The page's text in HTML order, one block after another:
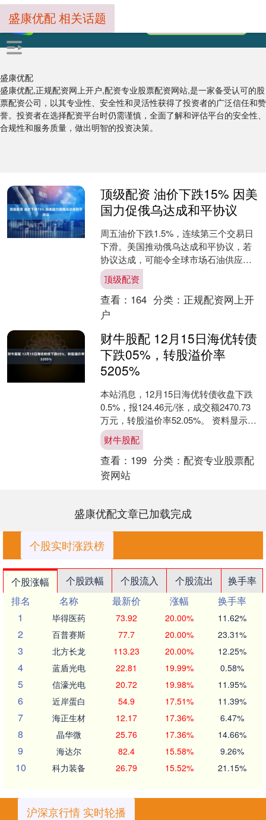
盛康优配
盛康优配,正规配资网上开户,配资专业股票配资网站,是一家备受认可的股
票配资公司，以其专业性、安全性和灵活性获得了投资者的广泛信任和赞
誉。投资者在选择配资平台时仍需谨慎，全面了解和评估平台的安全性、
合规性和服务质量，做出明智的投资决策。
盛康优配 相关话题
顶级配资 油价下跌15% 因美
国力促俄乌达成和平协议
周五油价下跌1.5%，连续第三个交易日
下滑。美国推动俄乌达成和平协议，若
协议达成，可能令全球市场石油供应增
加，同时，美国降息的不确定性抑制了
投资者的风险偏好。 ....
顶级配资
查看： 164 分类： 正规配资网上开
户
财牛股配 12月15日海优转债
下跌05%，转股溢价率
5205%
本站消息，12月15日海优转债收盘下跌
0.5%，报124.46元/张，成交额2470.73
万元，转股溢价率52.05%。 资料显示，
海优转债信用级别为“A”，债....
财牛股配
查看： 199 分类： 配资专业股票配
资网站
盛康优配文章已加载完成
个股实时涨跌榜
个股涨幅 个股跌幅 个股流入 个股流出
换手率
排名
名称 最新价 涨幅
换手率
1
毕得医药 73.92 20.00% 11.62%
2 百普赛斯 77.7 20.00% 23.31%
3 北方长龙 113.23 20.00% 12.25%
4 蓝盾光电 22.81 19.99% 0.58%
5 信濠光电 20.72 19.98% 11.95%
6 近岸蛋白 54.9 17.51% 11.39%
7 海正生材 12.17 17.36% 6.47%
8 晶华微 25.76 17.36% 14.66%
9 海达尔 82.4 15.58% 9.26%
10 科力装备 26.79 15.52% 21.15%
沪深京行情 实时轮播